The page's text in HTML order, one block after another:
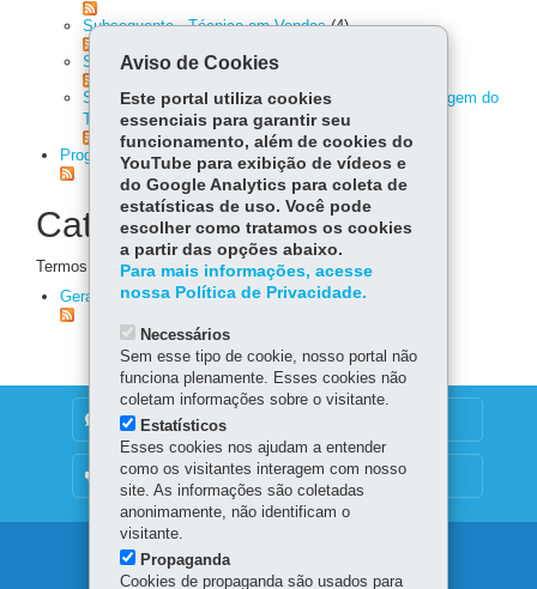
Subsequente - Técnico em Vendas (4)
Subsequente - Técnico em Vestuário
Subsequente – Especialização Técnica em Enfermagem do
Trabalho (4)
Programação e Robótica
(26)
Categoria de Evento
Termos para classificar osEventos.
Geral
(32)
DENUNCIE CORRUPÇÃO
OUVIDORIA
Navegação
Aviso de Cookies
Este portal utiliza cookies
essenciais para garantir seu
funcionamento, além de cookies do
YouTube para exibição de vídeos e
do Google Analytics para coleta de
estatísticas de uso. Você pode
escolher como tratamos os cookies
a partir das opções abaixo.
Para mais informações, acesse
nossa Política de Privacidade.
Necessários
Sem esse tipo de cookie, nosso portal não
funciona plenamente. Esses cookies não
coletam informações sobre o visitante.
Estatísticos
Esses cookies nos ajudam a entender
como os visitantes interagem com nosso
site. As informações são coletadas
anonimamente, não identificam o
visitante.
Propaganda
Cookies de propaganda são usados para